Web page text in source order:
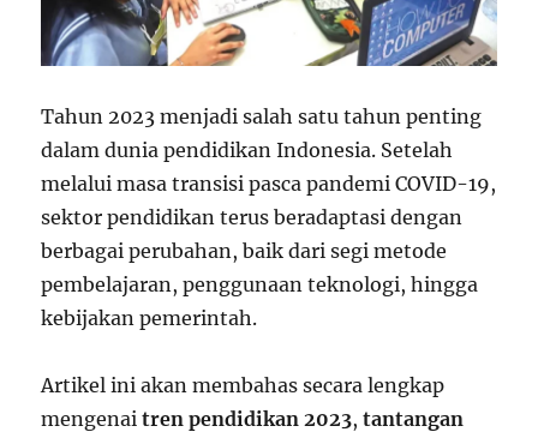
Tahun 2023 menjadi salah satu tahun penting
dalam dunia pendidikan Indonesia. Setelah
melalui masa transisi pasca pandemi COVID-19,
sektor pendidikan terus beradaptasi dengan
berbagai perubahan, baik dari segi metode
pembelajaran, penggunaan teknologi, hingga
kebijakan pemerintah.
Artikel ini akan membahas secara lengkap
mengenaitren pendidikan 2023,tantangan